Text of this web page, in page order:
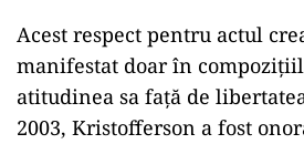
Acest respect pentru actul
manifestat doar în
atitudinea sa față de
2003, Kristofferson a fost